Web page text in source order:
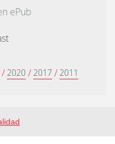
ePub
/ 2020 / 2017 / 2011